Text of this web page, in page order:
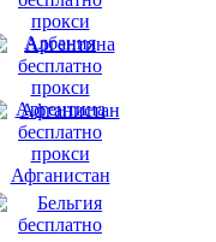
Албания
Аргентина
Афганистан